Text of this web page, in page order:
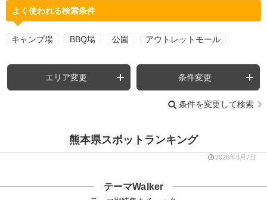
よく使われる検索条件
キャンプ場 BBQ場 公園 アウトレットモール
エリア変更 条件変更
条件を変更して検索
熊本県スポットランキング
2026年8月7日
テーマWalker